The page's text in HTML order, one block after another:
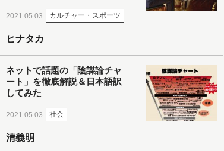
2021.05.03 カルチャー・スポーツ
ヒナタカ
ネットで話題の「陰謀論チャ
ート」を徹底解説＆日本語訳
してみた
2021.05.03 社会
清義明